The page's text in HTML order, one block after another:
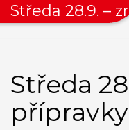
Středa 28.9. –
tréninky
Středa